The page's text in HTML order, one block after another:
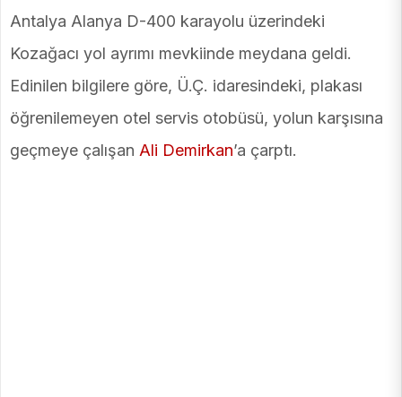
Antalya Alanya D-400 karayolu üzerindeki
Kozağacı yol ayrımı mevkiinde meydana geldi.
Edinilen bilgilere göre, Ü.Ç. idaresindeki, plakası
öğrenilemeyen otel servis otobüsü, yolun karşısına
geçmeye çalışan Ali Demirkan’a çarptı.